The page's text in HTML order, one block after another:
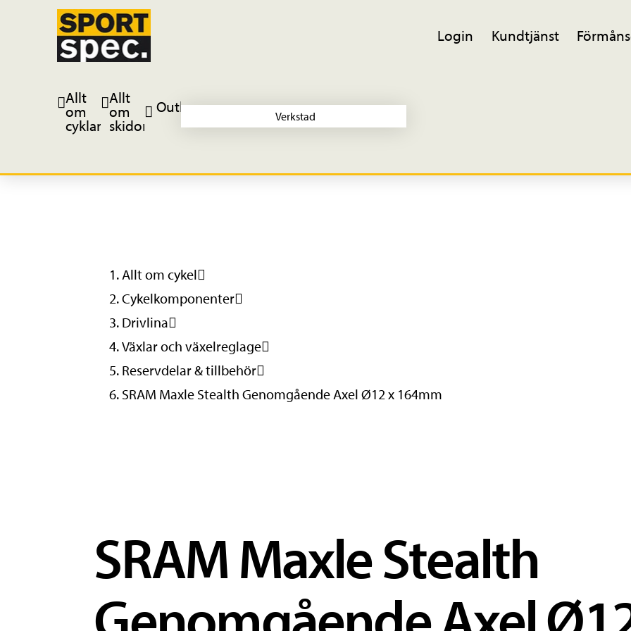
Login Kundtjänst
Allt
om
cyklar
Allt
om
skidor
Outlet
Verkstad
Allt om cykel
Cykelkomponenter
Drivlina
Växlar och växelreglage
Reservdelar & tillbehör
SRAM Maxle Stealth Genomgående Axel Ø12 x 164mm
SRAM Maxle Stealth